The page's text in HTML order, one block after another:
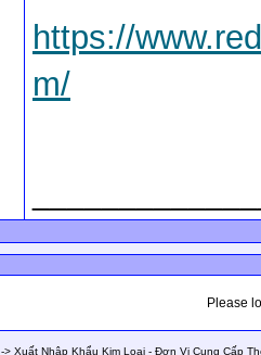
https://
m/
Please
-> Xuất Nhập Khẩu Kim Loại - Đơn Vị Cung Cấp